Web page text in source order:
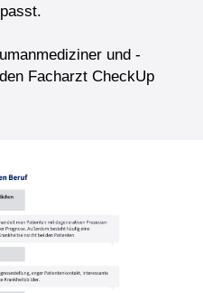
und -
Facharzt CheckUp